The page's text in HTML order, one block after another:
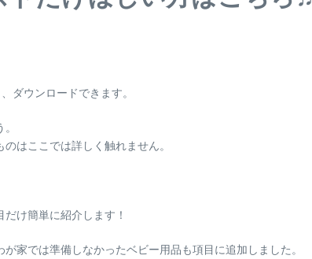
ダウンロードできます。
はここでは詳しく触れません。
け簡単に紹介します！
家では準備しなかったベビー用品も項目に追加しました。